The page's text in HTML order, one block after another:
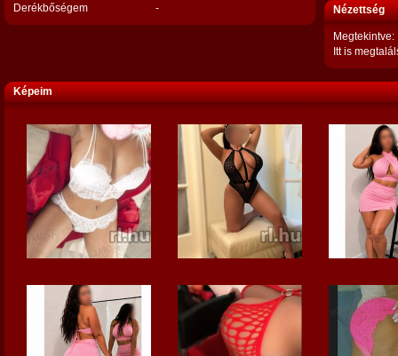
Derékbőségem
- Nézettség
Megtekintve:
Itt is
Képeim